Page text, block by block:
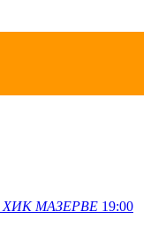
ХИК МАЗЕРВЕ 19:00